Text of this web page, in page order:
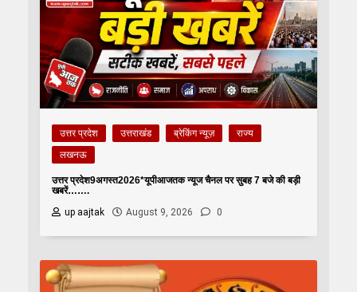
उत्तर प्रदेश उत्तराखंड ब्रेकिंग न्यूज़
राज्य
लखनऊ
उत्तर प्रदेश9अगस्त2026*यूपीआजतक न्यूज चैनल पर सुबह 7 बजे की बड़ी
खबरें…….
up aajtak
August 9, 2026 0